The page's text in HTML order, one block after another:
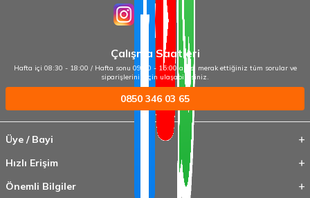
Çalışma Saatleri
Hafta içi 08:30 - 18:00 / Hafta sonu 09:00 - 15:00 arası merak ettiğiniz tüm sorular ve
siparişleriniz için ulaşabilirsiniz.
0850 346 03 65
Üye / Bayi
Hızlı Erişim
Önemli Bilgiler